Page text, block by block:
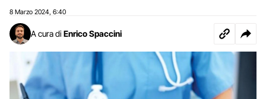
8 Marzo 2024 6:40
A cura di Enrico Spaccini